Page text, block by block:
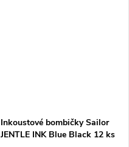
Inkoustové bombičky Sailor
JENTLE INK Blue Black 12 ks